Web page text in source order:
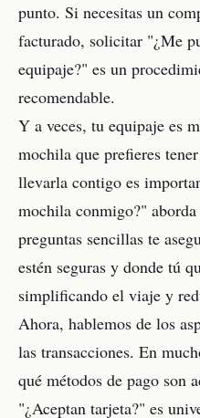
punto. Si necesitas un
facturado, solicitar "¿Me
equipaje?" es un
recomendable.
Y a veces, tu equipaje es
mochila que prefieres
llevarla contigo es
mochila conmigo?"
preguntas sencillas te
estén seguras y donde tú
simplificando el viaje y
Ahora, hablemos de los
las transacciones. En
qué métodos de pago son
"¿Aceptan tarjeta?" es